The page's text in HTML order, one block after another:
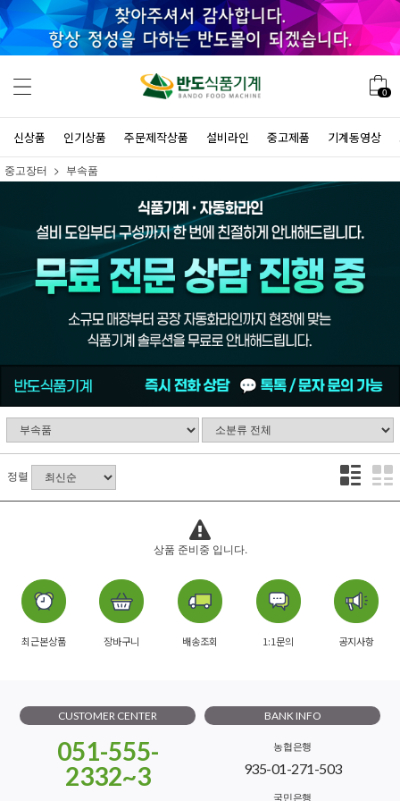
0
신상품 인기상품 주문제작상품 설비라인 중고제품 기계동영상
중고장터 부속품
정렬
상품 준비중 입니다.
최근본상품 장바구니 배송조회 1:1문의 공지사항
CUSTOMER CENTER
051-555-
2332~3
BANK INFO
농협은행
935-01-271-503
국민은행